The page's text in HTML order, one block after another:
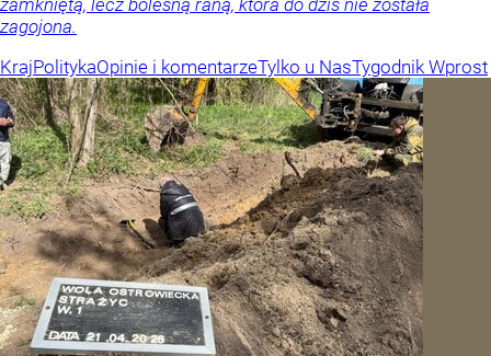
zamkniętą, lecz bolesną raną, która do dziś nie została
zagojona.
KrajPolitykaOpinie i komentarzeTylko u NasTygodnik Wprost